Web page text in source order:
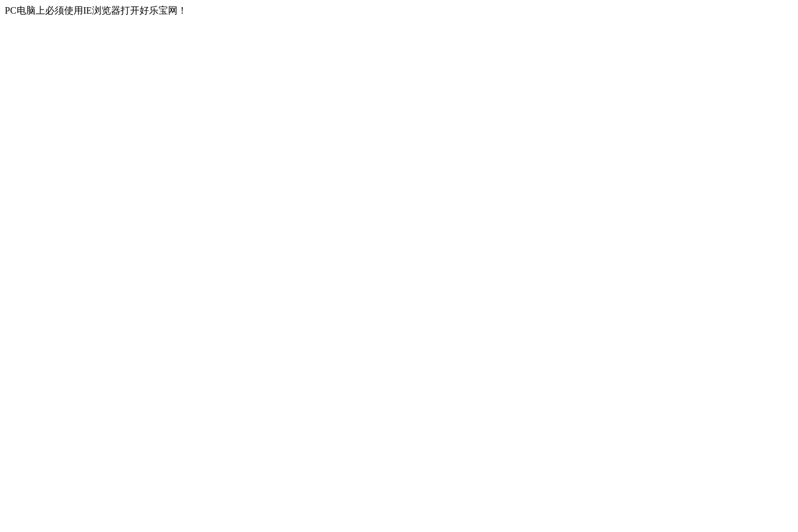
PC电脑上必须使用IE浏览器打开好乐宝网！